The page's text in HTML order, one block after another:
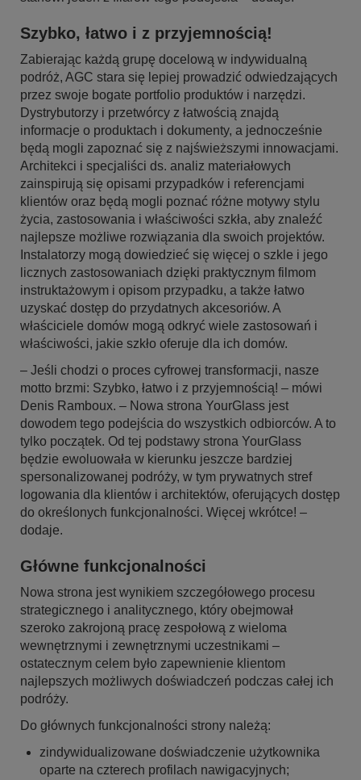
Szybko, łatwo i z przyjemnością!
Zabierając każdą grupę docelową w indywidualną
podróż, AGC stara się lepiej prowadzić odwiedzających
przez swoje bogate portfolio produktów i narzędzi.
Dystrybutorzy i przetwórcy z łatwością znajdą
informacje o produktach i dokumenty, a jednocześnie
będą mogli zapoznać się z najświeższymi innowacjami.
Architekci i specjaliści ds. analiz materiałowych
zainspirują się opisami przypadków i referencjami
klientów oraz będą mogli poznać różne motywy stylu
życia, zastosowania i właściwości szkła, aby znaleźć
najlepsze możliwe rozwiązania dla swoich projektów.
Instalatorzy mogą dowiedzieć się więcej o szkle i jego
licznych zastosowaniach dzięki praktycznym filmom
instruktażowym i opisom przypadku, a także łatwo
uzyskać dostęp do przydatnych akcesoriów. A
właściciele domów mogą odkryć wiele zastosowań i
właściwości, jakie szkło oferuje dla ich domów.
– Jeśli chodzi o proces cyfrowej transformacji, nasze
motto brzmi: Szybko, łatwo i z przyjemnością! – mówi
Denis Ramboux. – Nowa strona YourGlass jest
dowodem tego podejścia do wszystkich odbiorców. A to
tylko początek. Od tej podstawy strona YourGlass
będzie ewoluowała w kierunku jeszcze bardziej
spersonalizowanej podróży, w tym prywatnych stref
logowania dla klientów i architektów, oferujących dostęp
do określonych funkcjonalności. Więcej wkrótce! –
dodaje.
Główne funkcjonalności
Nowa strona jest wynikiem szczegółowego procesu
strategicznego i analitycznego, który obejmował
szeroko zakrojoną pracę zespołową z wieloma
wewnętrznymi i zewnętrznymi uczestnikami –
ostatecznym celem było zapewnienie klientom
najlepszych możliwych doświadczeń podczas całej ich
podróży.
Do głównych funkcjonalności strony należą:
zindywidualizowane doświadczenie użytkownika
oparte na czterech profilach nawigacyjnych;